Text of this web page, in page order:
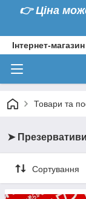
👉Ціна
Інтернет-
Товари та
➤
Сортування